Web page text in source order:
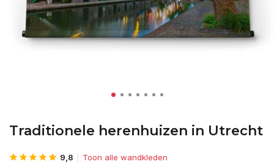
Traditionele herenhuizen in Utrecht
9,8 Toon alle wandkleden